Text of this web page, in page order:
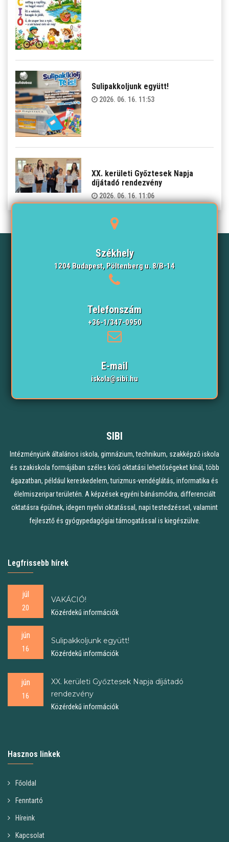
Sulipakkoljunk együtt!
2026. 06. 16. 11:53
XX. kerületi Győztesek Napja
díjátadó rendezvény
2026. 06. 16. 11:06
Székhely
1204 Budapest, Pöltenberg u. 8/B-14
Telefonszám
+36-1/347-0950
E-mail
iskola@sibi.hu
SIBI
Intézményünk általános iskola, gimnázium, technikum, szakképző iskola
és szakiskola formájában széles körű oktatási lehetőségeket kínál, több
ágazatban, például kereskedelem, turizmus-vendéglátás, informatika és
élelmiszeripar területén. A képzések egyéni bánásmódra, differenciált
oktatásra épülnek, idegen nyelvi oktatással, napi testedzéssel, valamint
fejlesztő és gyógypedagógiai támogatással is kiegészülve.
Legfrissebb hírek
júl
20
VAKÁCIÓ!
Közérdekű információk
jún
16
Sulipakkoljunk együtt!
Közérdekű információk
jún
16
XX. kerületi Győztesek Napja díjátadó
rendezvény
Közérdekű információk
Hasznos linkek
Főoldal
Fenntartó
Híreink
Kapcsolat